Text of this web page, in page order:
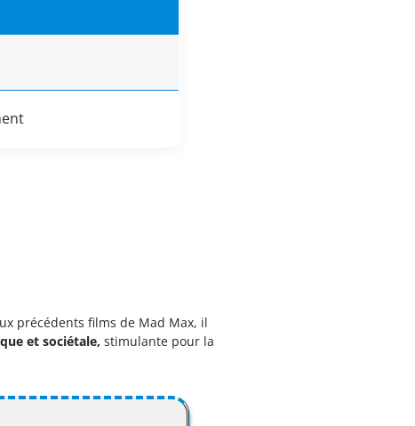
précédents films de Mad Max, il
et sociétale, stimulante pour la